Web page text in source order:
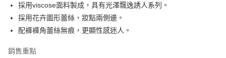
國泰世華商業銀行
兆豐國際商業銀行
臺灣中小企業銀行
匯豐（台灣）商業銀行
聯邦商業銀行
元大商業銀行
悠遊付
全盈+PAY
ATM付款
採用viscose面料製成，具有光澤飄逸誘人系列。
採用花卉圖形蕾絲，妝點兩側邊。
配褲褲角蕾絲無痕，更顯性感迷人。
銷售重點